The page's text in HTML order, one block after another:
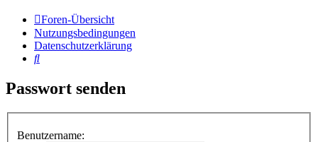
Foren-Übersicht
Nutzungsbedingungen
Datenschutzerklärung
Suche
Passwort senden
Benutzername: